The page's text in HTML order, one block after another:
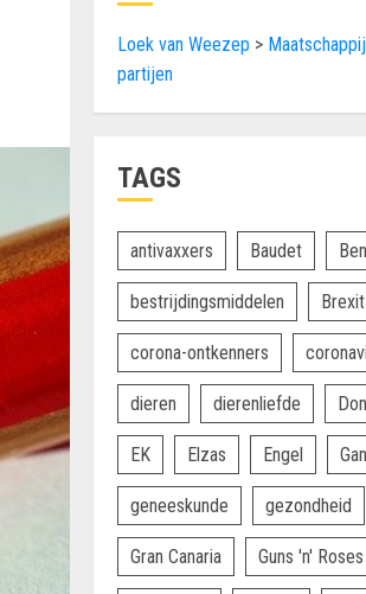
Loek van Weezep > Maatschappij
partijen
TAGS
antivaxxers Baudet
bestrijdingsmiddelen Brexit
corona-ontkenners
dieren dierenliefde
EK Elzas Engel
geneeskunde gezondheid
Gran Canaria Guns 'n' Roses